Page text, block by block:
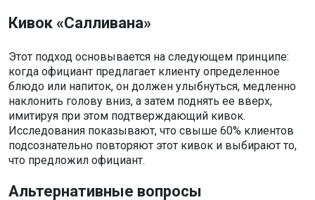
Кивок «Салливана»
Этот подход основывается на следующем принципе:
когда официант предлагает клиенту определенное
блюдо или напиток, он должен улыбнуться, медленно
наклонить голову вниз, а затем поднять ее вверх,
имитируя при этом подтверждающий кивок.
Исследования показывают, что свыше 60% клиентов
подсознательно повторяют этот кивок и выбирают то,
что предложил официант.
Альтернативные вопросы